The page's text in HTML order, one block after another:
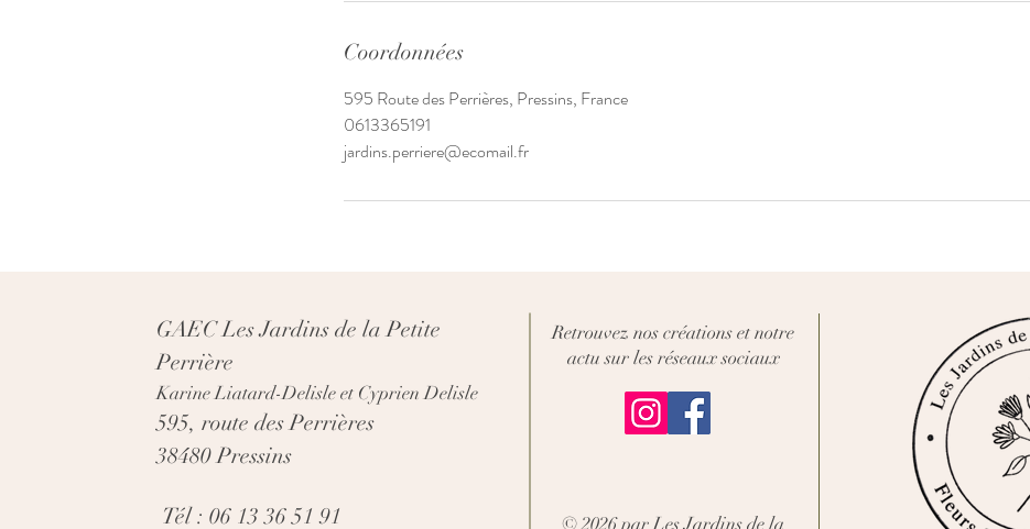
Coordonnées
595 Route des Perrières, Pressins, France
0613365191
jardins.perriere@ecomail.fr
GAEC Les Jardins de la Petite
Perrière
Karine Liatard-Delisle et Cyprien Delisle
595, route des Perrières
38480 Pressins
Tél : 06 13 36 51 91 © 2026 par Les Jardins de la
Retrouvez nos créations et notre
actu sur les réseaux sociaux